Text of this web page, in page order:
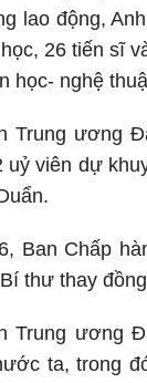
lao động,
26 tiến sĩ
học- nghệ
Trung ương
uỷ viên dự
Ban Chấp
thư thay
Trung ương
ta, trong